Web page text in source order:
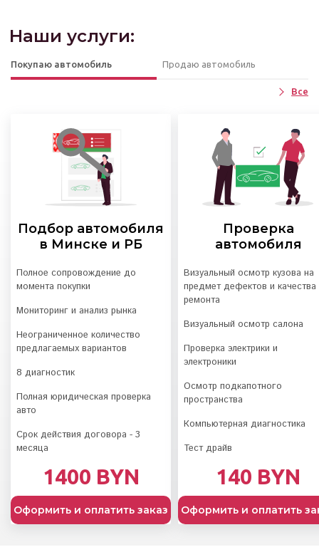
Наши услуги:
Покупаю автомобиль Продаю автомобиль
Все
Подбор автомобиля
в Минске и РБ
Полное сопровождение до
момента покупки
Мониторинг и анализ рынка
Неограниченное количество
предлагаемых вариантов
8 диагностик
Полная юридическая проверка
авто
Срок действия договора - 3
месяца
1400 BYN
Оформить и оплатить заказ
Проверка
автомобиля
Визуальный осмотр кузова на
предмет дефектов и качества
ремонта
Визуальный осмотр салона
Проверка электрики и
электроники
Осмотр подкапотного
пространства
Компьютерная диагностика
Тест драйв
140 BYN
Оформить и оплатить